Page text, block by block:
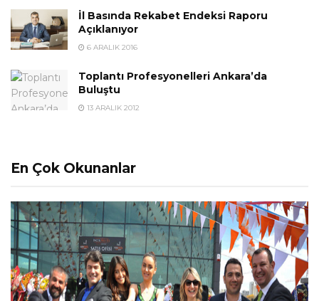
İl Basında Rekabet Endeksi Raporu
Açıklanıyor
6 ARALIK 2016
Toplantı Profesyonelleri Ankara’da
Buluştu
13 ARALIK 2012
En Çok Okunanlar